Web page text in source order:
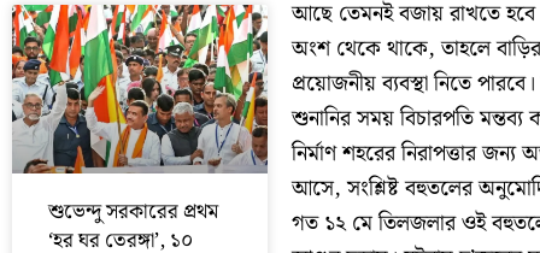
শুভেন্দু সরকারের প্রথম
‘হর ঘর তেরঙ্গা’, ১০
আছে তেমনই বজায় রাখতে
অংশ থেকে থাকে, তাহলে
প্রয়োজনীয় ব্যবস্থা নিতে
শুনানির সময় বিচারপতি
নির্মাণ শহরের নিরাপত্তার
আসে, সংশ্লিষ্ট বহুতলের
গত ১২ মে তিলজলার ওই